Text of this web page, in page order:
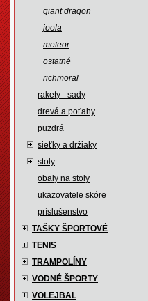
giant dragon
joola
meteor
ostatné
richmoral
rakety - sady
drevá a poťahy
puzdrá
sieťky a držiaky
stoly
obaly na stoly
ukazovatele skóre
príslušenstvo
TAŠKY ŠPORTOVÉ
TENIS
TRAMPOLÍNY
VODNÉ ŠPORTY
VOLEJBAL